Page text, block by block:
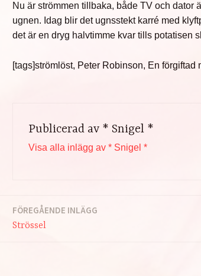
Nu är strömmen tillbaka, både TV och dator
ugnen. Idag blir det ugnsstekt karré med
det är en dryg halvtimme kvar tills potatisen
[tags]strömlöst, Peter Robinson, En förgiftad
Publicerad av * Snigel *
Visa alla inlägg av * Snigel *
FÖREGÅENDE INLÄGG
Strössel